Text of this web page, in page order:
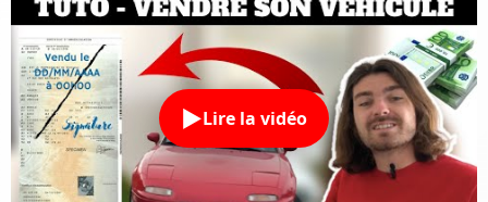
Lire la vidéo